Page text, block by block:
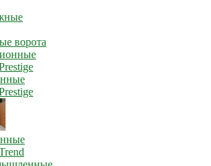
ворота